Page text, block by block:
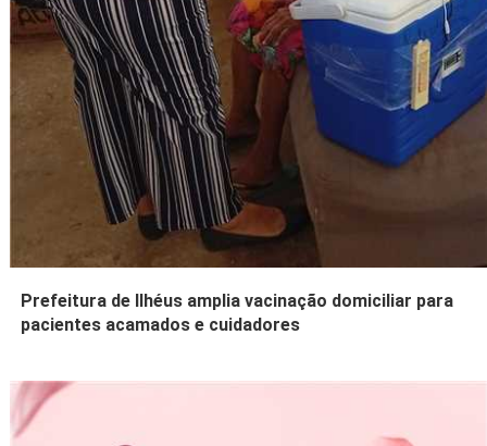
Prefeitura de Ilhéus amplia vacinação domiciliar para
pacientes acamados e cuidadores